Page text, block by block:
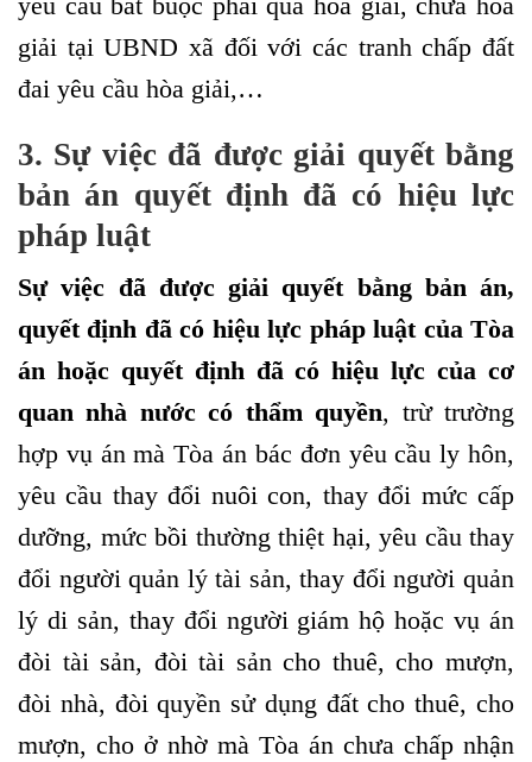
giải tại UBND xã đối với các tranh chấp đất
đai yêu cầu hòa giải,…
3. Sự việc đã được giải quyết bằng
bản án quyết định đã có hiệu lực
pháp luật
Sự việc đã được giải quyết bằng bản án,
quyết định đã có hiệu lực pháp luật của Tòa
án hoặc quyết định đã có hiệu lực của cơ
quan nhà nước có thẩm quyền, trừ trường
hợp vụ án mà Tòa án bác đơn yêu cầu ly hôn,
yêu cầu thay đổi nuôi con, thay đổi mức cấp
dưỡng, mức bồi thường thiệt hại, yêu cầu thay
đổi người quản lý tài sản, thay đổi người quản
lý di sản, thay đổi người giám hộ hoặc vụ án
đòi tài sản, đòi tài sản cho thuê, cho mượn,
đòi nhà, đòi quyền sử dụng đất cho thuê, cho
mượn, cho ở nhờ mà Tòa án chưa chấp nhận